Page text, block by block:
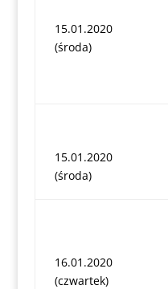
15.01.2020
(środa)
15.01.2020
(środa)
16.01.2020
(czwartek)